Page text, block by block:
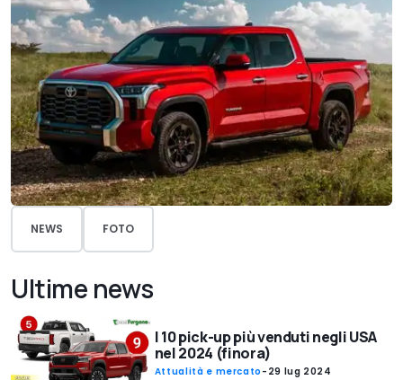
NEWS FOTO
Ultime news
I 10 pick-up più venduti negli USA
nel 2024 (finora)
Attualità e mercato - 29 lug 2024